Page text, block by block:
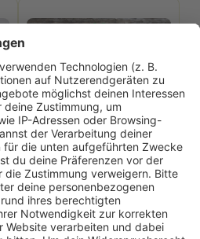
Gunther Dillersberger über
Alpy.com und die Zukunft
des Skiverleihs: Komfort
ist das neue Premium